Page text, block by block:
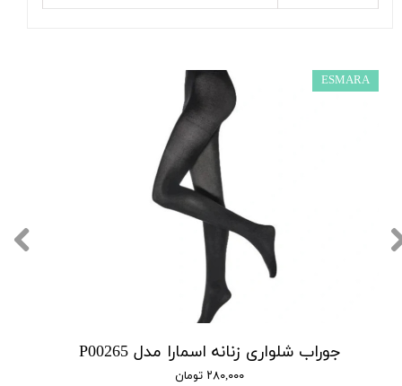
جوراب شلواری زنانه اسمارا مدل P00265
۲۸۰,۰۰۰ تومان
ESMARA